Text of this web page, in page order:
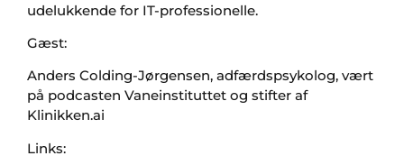
udelukkende for IT-professionelle.
Gæst:
Anders Colding-Jørgensen, adfærdspsykolog, vært
på podcasten Vaneinstituttet og stifter af
Klinikken.ai
Links: